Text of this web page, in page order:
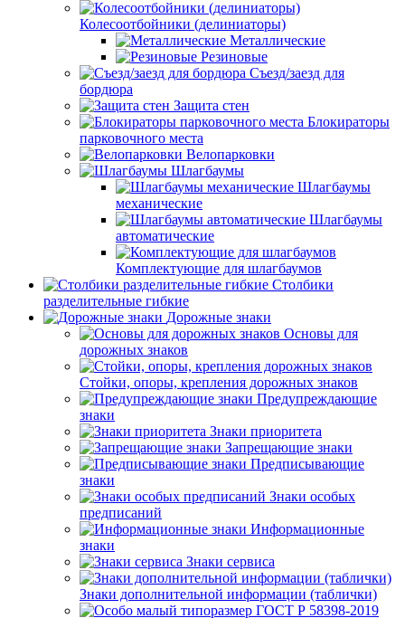
Колесоотбойники (делиниаторы)
Металлические
Резиновые
Съезд/заезд для
бордюра
Защита стен
Блокираторы
парковочного места
Велопарковки
Шлагбаумы
Шлагбаумы
механические
Шлагбаумы
автоматические
Комплектующие для шлагбаумов
Столбики
разделительные гибкие
Дорожные знаки
Основы для
дорожных знаков
Стойки, опоры, крепления дорожных знаков
Предупреждающие
знаки
Знаки приоритета
Запрещающие знаки
Предписывающие
знаки
Знаки особых
предписаний
Информационные
знаки
Знаки сервиса
Знаки дополнительной информации (таблички)